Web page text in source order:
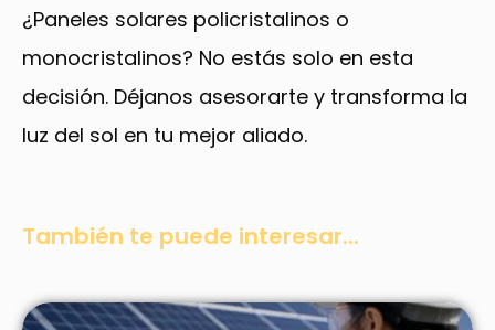
¿Paneles solares policristalinos o
monocristalinos? No estás solo en esta
decisión. Déjanos asesorarte y transforma la
luz del sol en tu mejor aliado.
También te puede interesar...